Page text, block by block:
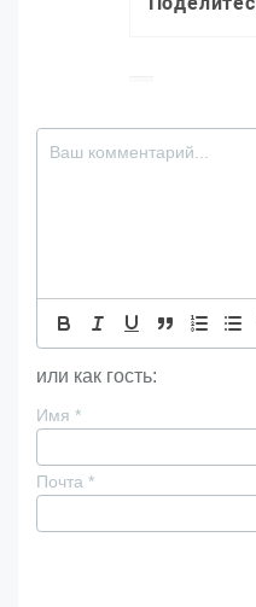
или как гость:
Имя *
Почта *